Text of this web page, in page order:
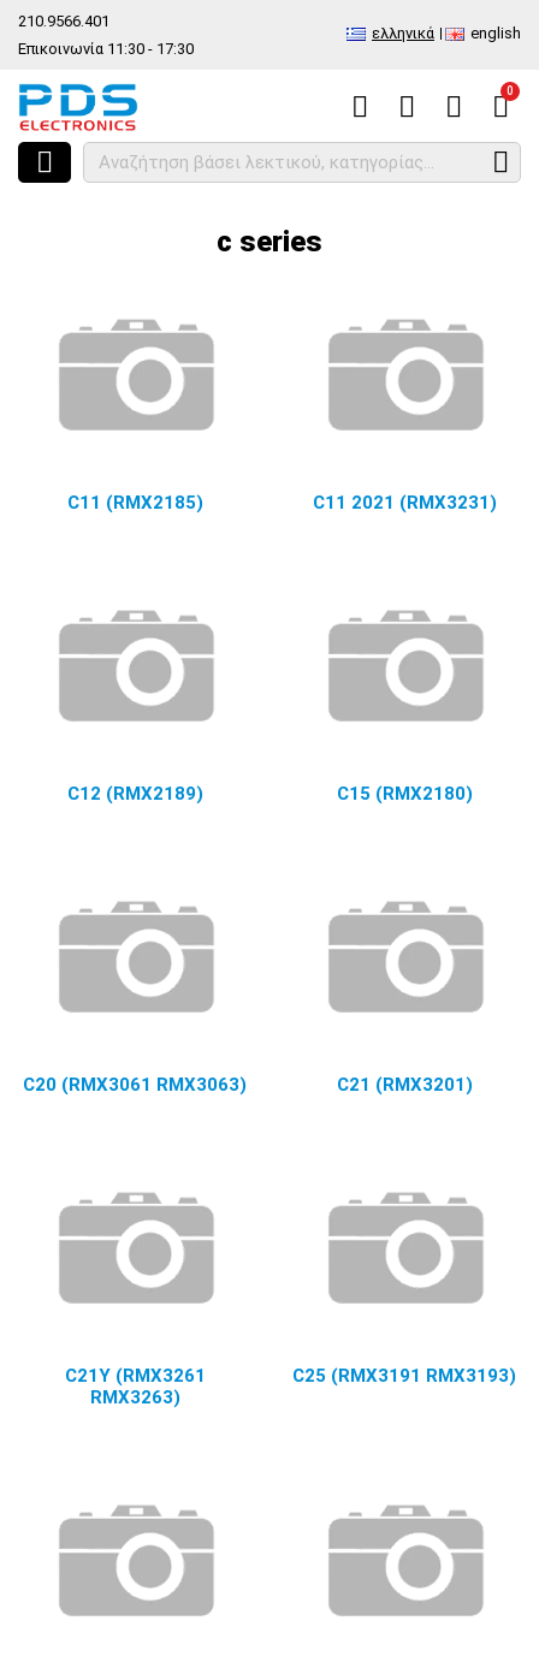
210.9566.401
Επικοινωνία 11:30 - 17:30
ελληνικά english
0
HOME Ανά Μάρκα - Μοντέλο Κινητά Realme c series
c series
C11 (RMX2185) C11 2021 (RMX3231)
C12 (RMX2189) C15 (RMX2180)
C20 (RMX3061 RMX3063) C21 (RMX3201)
C21Y (RMX3261
RMX3263)
C25 (RMX3191 RMX3193)